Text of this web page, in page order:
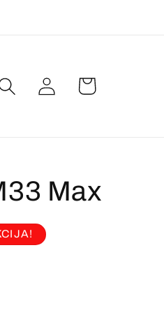
Ulogovati
Max